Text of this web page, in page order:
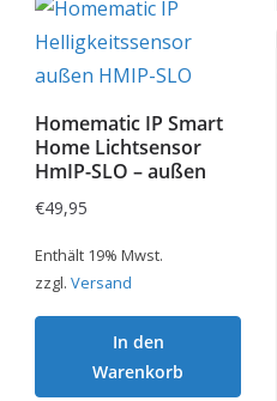
Homematic IP Smart
Home Lichtsensor
HmIP-SLO – außen
€49,95
Enthält 19% Mwst.
zzgl.Versand
In den
Warenkorb